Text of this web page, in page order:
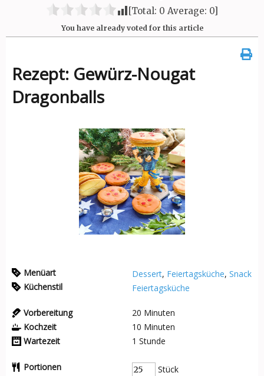
[Total: 0 Average: 0]
You have already voted for this article
Rezept: Gewürz-Nougat
Dragonballs
Menüart Dessert, Feiertagsküche, Snack
Küchenstil
Feiertagsküche
Vorbereitung 20 Minuten
Kochzeit
10 Minuten
Wartezeit
1 Stunde
Portionen Stück